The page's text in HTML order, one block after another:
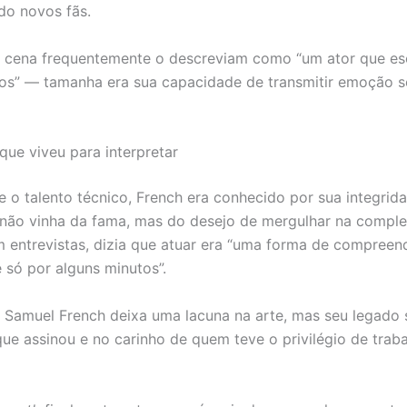
novos fãs.
frequentemente o descreviam como “um ator que
— tamanha era sua capacidade de transmitir emoção
viveu para interpretar
o talento técnico, French era conhecido por sua
vinha da fama, mas do desejo de mergulhar na
entrevistas, dizia que atuar era “uma forma de
só por alguns minutos”.
French deixa uma lacuna na arte, mas seu legado
assinou e no carinho de quem teve o privilégio de